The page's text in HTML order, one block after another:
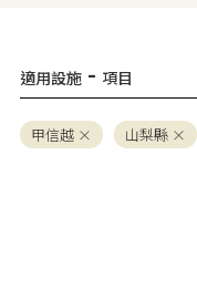
適用設施 - 項目
甲信越 山梨縣